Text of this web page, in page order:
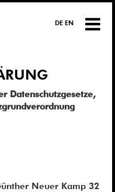
DE EN
Datenschutzgesetze,
Neuer Kamp 32